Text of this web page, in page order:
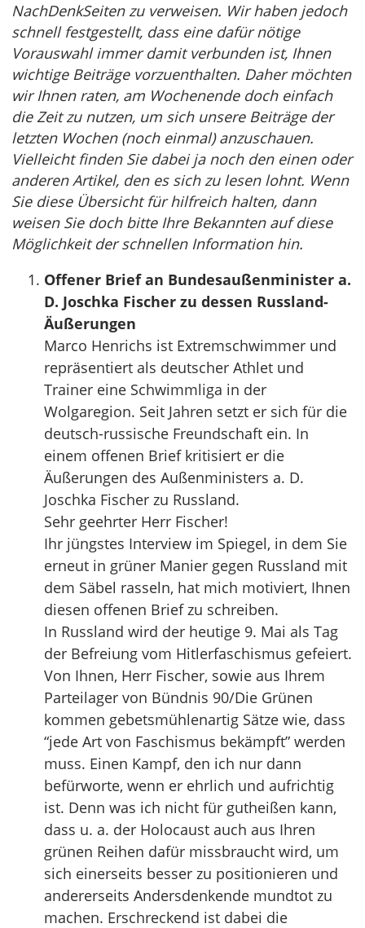
NachDenkSeiten zu verweisen. Wir haben jedoch
schnell festgestellt, dass eine dafür nötige
Vorauswahl immer damit verbunden ist, Ihnen
wichtige Beiträge vorzuenthalten. Daher möchten
wir Ihnen raten, am Wochenende doch einfach
die Zeit zu nutzen, um sich unsere Beiträge der
letzten Wochen (noch einmal) anzuschauen.
Vielleicht finden Sie dabei ja noch den einen oder
anderen Artikel, den es sich zu lesen lohnt. Wenn
Sie diese Übersicht für hilfreich halten, dann
weisen Sie doch bitte Ihre Bekannten auf diese
Möglichkeit der schnellen Information hin.
Offener Brief an Bundesaußenminister a.
D. Joschka Fischer zu dessen Russland-
Äußerungen
Marco Henrichs ist Extremschwimmer und
repräsentiert als deutscher Athlet und
Trainer eine Schwimmliga in der
Wolgaregion. Seit Jahren setzt er sich für die
deutsch-russische Freundschaft ein. In
einem offenen Brief kritisiert er die
Äußerungen des Außenministers a. D.
Joschka Fischer zu Russland.
Sehr geehrter Herr Fischer!
Ihr jüngstes Interview im Spiegel, in dem Sie
erneut in grüner Manier gegen Russland mit
dem Säbel rasseln, hat mich motiviert, Ihnen
diesen offenen Brief zu schreiben.
In Russland wird der heutige 9. Mai als Tag
der Befreiung vom Hitlerfaschismus gefeiert.
Von Ihnen, Herr Fischer, sowie aus Ihrem
Parteilager von Bündnis 90/Die Grünen
kommen gebetsmühlenartig Sätze wie, dass
“jede Art von Faschismus bekämpft” werden
muss. Einen Kampf, den ich nur dann
befürworte, wenn er ehrlich und aufrichtig
ist. Denn was ich nicht für gutheißen kann,
dass u. a. der Holocaust auch aus Ihren
grünen Reihen dafür missbraucht wird, um
sich einerseits besser zu positionieren und
andererseits Andersdenkende mundtot zu
machen. Erschreckend ist dabei die